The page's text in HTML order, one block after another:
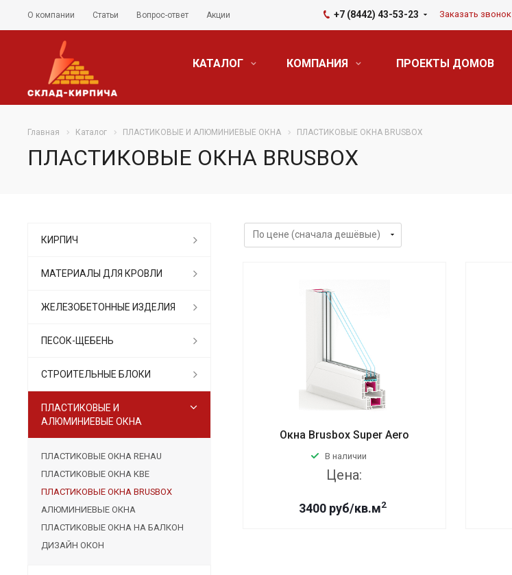
О компании Статьи Вопрос-ответ Акции +7 (8442) 43-53-23 Заказать звонок
КАТАЛОГ КОМПАНИЯ ПРОЕКТЫ ДОМОВ
Главная Каталог ПЛАСТИКОВЫЕ И АЛЮМИНИЕВЫЕ ОКНА ПЛАСТИКОВЫЕ ОКНА BRUSBOX
ПЛАСТИКОВЫЕ ОКНА BRUSBOX
Окна Brusbox Super Aero
В наличии
Цена:
3400 руб/кв.м2
КИРПИЧ
МАТЕРИАЛЫ ДЛЯ КРОВЛИ
ЖЕЛЕЗОБЕТОННЫЕ ИЗДЕЛИЯ
ПЕСОК-ЩЕБЕНЬ
СТРОИТЕЛЬНЫЕ БЛОКИ
ПЛАСТИКОВЫЕ И
АЛЮМИНИЕВЫЕ ОКНА
ПЛАСТИКОВЫЕ ОКНА REHAU
ПЛАСТИКОВЫЕ ОКНА KBE
ПЛАСТИКОВЫЕ ОКНА BRUSBOX
АЛЮМИНИЕВЫЕ ОКНА
ПЛАСТИКОВЫЕ ОКНА НА БАЛКОН
ДИЗАЙН ОКОН